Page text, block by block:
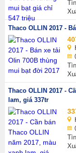
Thaco OLLIN 2017 -
Thaco OLLIN 2017 -
lam, giá 337tr